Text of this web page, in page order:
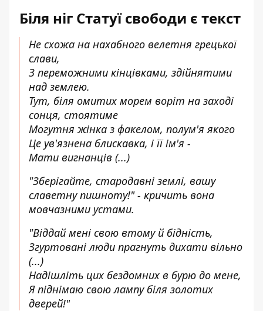
Біля ніг Статуї свободи є текст
Не схожа на нахабного велетня грецької
слави,
З переможними кінцівками, здійнятими
над землею.
Тут, біля омитих морем воріт на заході
сонця, стоятиме
Могутня жінка з факелом, полум'я якого
Це ув'язнена блискавка, і її ім'я -
Мати вигнанців (...)
"Зберігайте, стародавні землі, вашу
славетну пишноту!" - кричить вона
мовчазними устами.
"Віддай мені свою втому й бідність,
Згуртовані люди прагнуть дихати вільно
(...)
Надішліть цих бездомних в бурю до мене,
Я піднімаю свою лампу біля золотих
дверей!"